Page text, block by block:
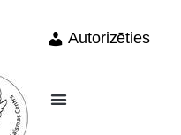
Autorizēties